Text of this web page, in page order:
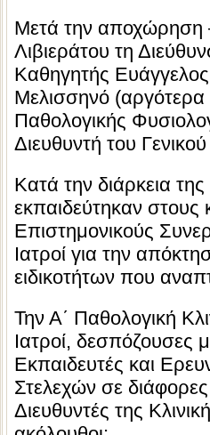
Μετά την αποχώρηση
Λιβιεράτου τη
Καθηγητής
Μελισσηνό (αργότερα
Παθολογικής
Διευθυντή του
Κατά την διάρκεια
εκπαιδεύτηκαν στους
Επιστημονικούς
Ιατροί για την
ειδικοτήτων που
Την Α΄ Παθολογική
Ιατροί, δεσπόζουσες
Εκπαιδευτές και
Στελεχών σε διάφορες
Διευθυντές της